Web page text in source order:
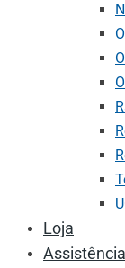
Loja
Assistência